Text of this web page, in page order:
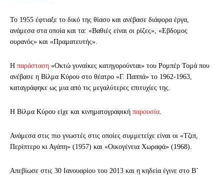
Το 1955 έφτιαξε το δικό της θίασο και ανέβασε διάφορα έργα,
ανάμεσα στα οποία και τα: «Βαθιές είναι οι ρίζες», «Εβδομος
ουρανός» και «Πραματευτής».
Η παράσταση «Οκτώ γυναίκες κατηγορούνται» του Ρομπέρ Τομά που
ανέβασε η Βίλμα Κύρου στο θέατρο «Γ. Παππά» το 1962-1963,
καταγράφηκε ως μια από τις μεγαλύτερες επιτυχίες της.
Η Βίλμα Κύρου είχε και κινηματογραφική παρουσία
Ανάμεσα στις πιο γνωστές στις οποίες συμμετείχε είναι οι «Τζιπ,
Περίπτερο κι Αγάπη» (1957) και «Οικογένεια Χωραφά» (1968).
Απεβίωσε στις 30 Ιανουαρίου του 2013 και η κηδεία έγινε στο Β’